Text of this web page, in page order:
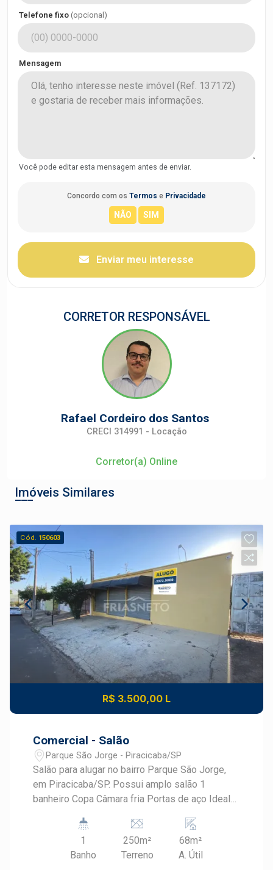
Telefone fixo (opcional)
Mensagem
Você pode editar esta mensagem antes de enviar.
Concordo com os Termos e Privacidade
Enviar meu interesse
CORRETOR RESPONSÁVEL
Rafael Cordeiro dos Santos
CRECI 314991 - Locação
Corretor(a) Online
Imóveis Similares
Cód. 150603
R$ 3.500,00 L
Comercial - Salão
Parque São Jorge - Piracicaba/SP
Salão para alugar no bairro Parque São Jorge,
em Piracicaba/SP. Possui amplo salão 1
banheiro Copa Câmara fria Portas de aço Ideal
1
Banho
250m²
Terreno
68m²
A. Útil